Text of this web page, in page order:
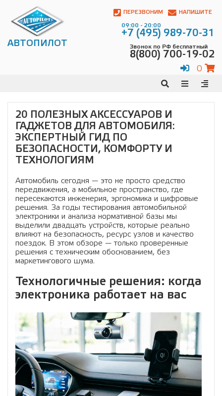
АВТОПИЛОТ
ПЕРЕЗВОНИМ НАПИШИТЕ
09:00 - 20:00
+7 (495) 989-70-31
Звонок по РФ бесплатный
8(800) 700-19-02
0
20 ПОЛЕЗНЫХ АКСЕССУАРОВ И
ГАДЖЕТОВ ДЛЯ АВТОМОБИЛЯ:
ЭКСПЕРТНЫЙ ГИД ПО
БЕЗОПАСНОСТИ, КОМФОРТУ И
ТЕХНОЛОГИЯМ
Автомобиль сегодня — это не просто средство
передвижения, а мобильное пространство, где
пересекаются инженерия, эргономика и цифровые
решения. За годы тестирования автомобильной
электроники и анализа нормативной базы мы
выделили двадцать устройств, которые реально
влияют на безопасность, ресурс узлов и качество
поездок. В этом обзоре — только проверенные
решения с техническим обоснованием, без
маркетингового шума.
Технологичные решения: когда
электроника работает на вас
Контакты:
Адрес:
Чагинская
700-
Телефон:+7
(495)
почта:
info@avtopilot1.ru